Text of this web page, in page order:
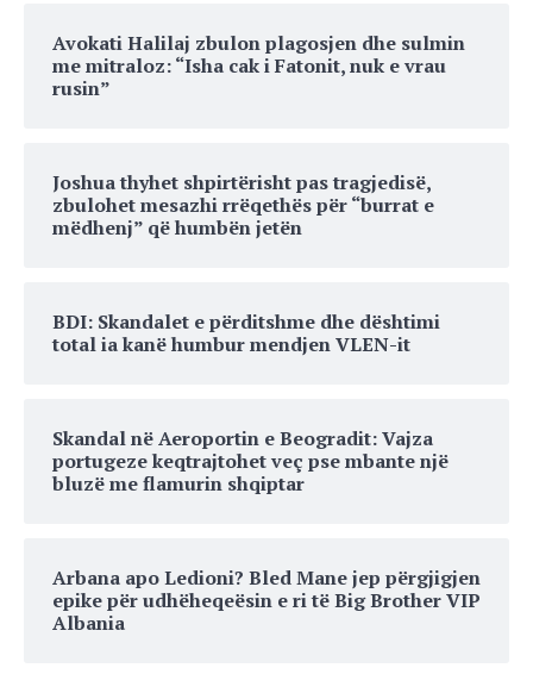
Avokati Halilaj zbulon plagosjen dhe sulmin
me mitraloz: “Isha cak i Fatonit, nuk e vrau
rusin”
Joshua thyhet shpirtërisht pas tragjedisë,
zbulohet mesazhi rrëqethës për “burrat e
mëdhenj” që humbën jetën
BDI: Skandalet e përditshme dhe dështimi
total ia kanë humbur mendjen VLEN-it
Skandal në Aeroportin e Beogradit: Vajza
portugeze keqtrajtohet veç pse mbante një
bluzë me flamurin shqiptar
Arbana apo Ledioni? Bled Mane jep përgjigjen
epike për udhëheqeësin e ri të Big Brother VIP
Albania